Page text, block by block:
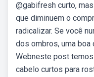
@gabifresh curto,
que diminuem o
radicalizar. Se você
dos ombros, uma boa
Webneste post
cabelo curtos para